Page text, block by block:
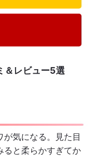
＆レビュー5選
気になる。見た目
ると柔らかすぎてか